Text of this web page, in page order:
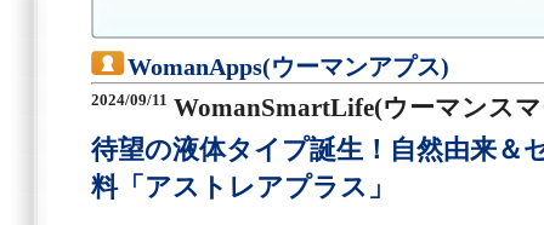
WomanApps(ウーマンアプス)
2024/09/11 WomanSmartLife(ウーマンス
待望の液体タイプ誕生！自然由来＆
料「アストレアプラス」